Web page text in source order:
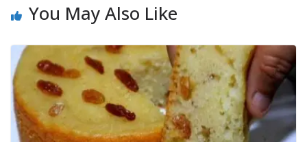
You May Also Like